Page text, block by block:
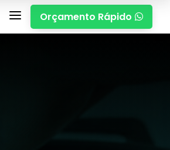
a Orçamento Rápido 